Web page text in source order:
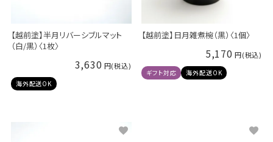
【越前塗】半月リバーシブルマット
（白/黒）〈1枚〉
3,630
海外配送OK
【越前塗】日月雑煮椀（黒）〈1個〉
5,170
ギフト対応 海外配送OK